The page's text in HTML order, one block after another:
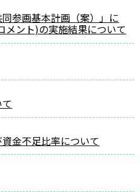
同参画基本計画（案）」に
メント)の実施結果について
金不足比率について